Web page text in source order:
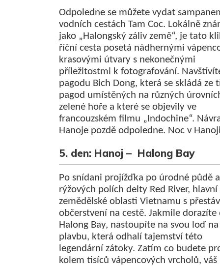
Odpoledne se můžete vydat
vodních cestách Tam Coc. Lokálně
jako „Halongský záliv země“, je tato
říční cesta posetá nádhernými
krasovými útvary s nekonečnými
příležitostmi k fotografování.
pagodu Bich Dong, která se skládá ze
pagod umístěných na různých
zelené hoře a které se objevily ve
francouzském filmu „Indochine“.
Hanoje pozdě odpoledne. Noc v
5. den: Hanoj – Halong Bay
Po snídani projížďka po úrodné půdě a
rýžových polích delty Red River, hlavní
zemědělské oblasti Vietnamu s
občerstvení na cestě. Jakmile dorazíte
Halong Bay, nastoupíte na svou loď
plavbu, která odhalí tajemství této
legendární zátoky. Zatím co budete
kolem tisíců vápencových vrcholů, váš